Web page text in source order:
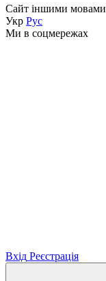
Сайт іншими мовами
Укр Рус
Ми в соцмережах
Вхід Реєстрація